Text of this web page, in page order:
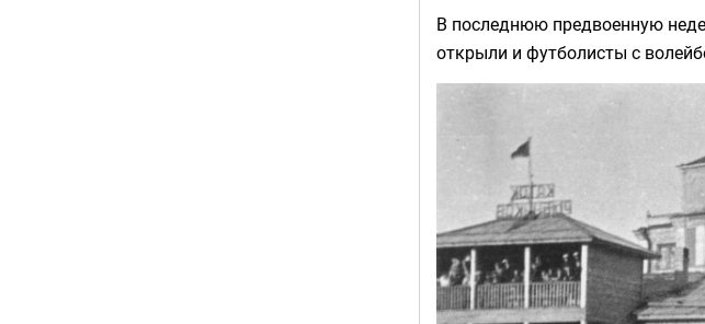
В последнюю предвоенную
открыли и футболисты с